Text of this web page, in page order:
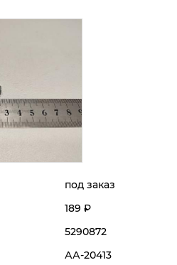
под заказ
189 Р
5290872
АА-20413